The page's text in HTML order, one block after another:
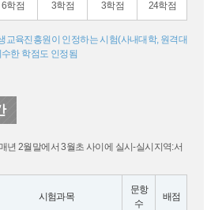
6학점 3학점 3학점 24학점
육진흥원이 인정하는 시험(사내대학, 원격대
한 학점도 인정됨
년 2월말에서 3월초 사이에 실시-실시지역:서
시험과목
문항
수
배점